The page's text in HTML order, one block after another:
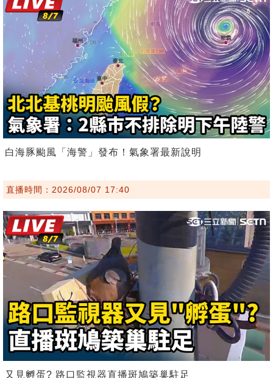
白海豚颱風「海警」發布！氣象署最新說明
直播時間：2026/08/07 17:40
又見孵蛋? 路口監視器直播斑鳩築巢駐足